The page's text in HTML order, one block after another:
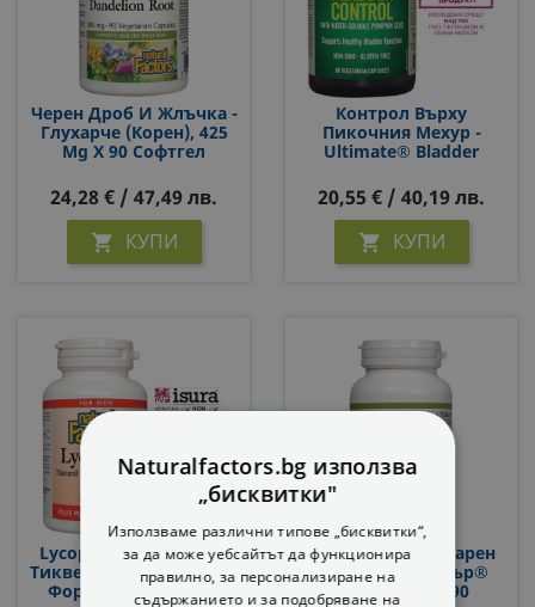
Черен Дроб И Жлъчка -
Глухарче (корен), 425
Mg X 90 Софтгел
24,28 € / 47,49 лв.
 КУПИ
Контрол Върху
Пикочния Мехур -
Ultimate® Bladder
20,55 € / 40,19 лв.
 КУПИ
Lycopene - Ликопен И
Тиквено Семе (масло) –
Формула За Мъжко
Простата И Уринарен
Тракт - ПростКеър®
(ProstCare®), 90
Naturalfactors.bg използва
„бисквитки"
Използваме различни типове „бисквитки“,
за да може уебсайтът да функционира
правилно, за персонализиране на
съдържанието и за подобряване на